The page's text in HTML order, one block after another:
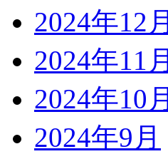
2024年12月
2024年11月
2024年10月
2024年9月